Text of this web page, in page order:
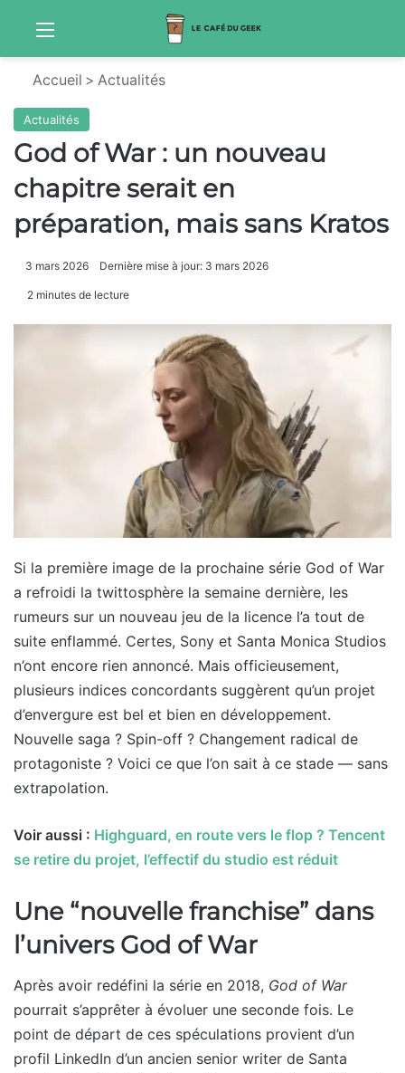
Menu
Accueil > Actualités
Actualités
God of War : un nouveau
chapitre serait en
préparation, mais sans Kratos
3 mars 2026 Dernière mise à jour: 3 mars 2026
2 minutes de lecture
Si la première image de la prochaine série God of War
a refroidi la twittosphère la semaine dernière, les
rumeurs sur un nouveau jeu de la licence l’a tout de
suite enflammé. Certes, Sony et Santa Monica Studios
n’ont encore rien annoncé. Mais officieusement,
plusieurs indices concordants suggèrent qu’un projet
d’envergure est bel et bien en développement.
Nouvelle saga ? Spin-off ? Changement radical de
protagoniste ? Voici ce que l’on sait à ce stade — sans
extrapolation.
Voir aussi : Highguard, en route vers le flop ? Tencent
se retire du projet, l’effectif du studio est réduit
Une “nouvelle franchise” dans
l’univers God of War
Après avoir redéfini la série en 2018, God of War
pourrait s’apprêter à évoluer une seconde fois. Le
point de départ de ces spéculations provient d’un
profil LinkedIn d’un ancien senior writer de Santa